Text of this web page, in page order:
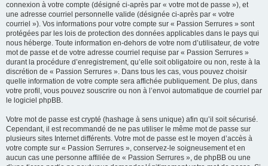
connexion à votre compte (désigné ci-après par « votre mot de passe »), et
une adresse courriel personnelle valide (désignée ci-après par « votre
courriel »). Vos informations pour votre compte sur « Passion Serrures » sont
protégées par les lois de protection des données applicables dans le pays qui
nous héberge. Toute information en-dehors de votre nom d’utilisateur, de votre
mot de passe et de votre adresse courriel requise par « Passion Serrures »
durant la procédure d’enregistrement, qu’elle soit obligatoire ou non, reste à la
discrétion de « Passion Serrures ». Dans tous les cas, vous pouvez choisir
quelle information de votre compte sera affichée publiquement. De plus, dans
votre profil, vous pouvez souscrire ou non à l’envoi automatique de courriel par
le logiciel phpBB.
Votre mot de passe est crypté (hashage à sens unique) afin qu’il soit sécurisé.
Cependant, il est recommandé de ne pas utiliser le même mot de passe sur
plusieurs sites Internet différents. Votre mot de passe est le moyen d’accès à
votre compte sur « Passion Serrures », conservez-le soigneusement et en
aucun cas une personne affiliée de « Passion Serrures », de phpBB ou une